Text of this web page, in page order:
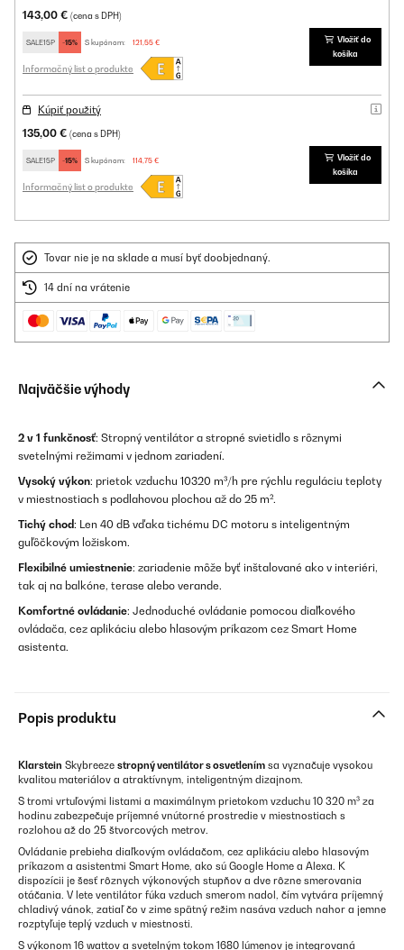
143,00 € (cena s DPH)
SALE15P -15% S kupónom: 121,55 €
Informačný list o produkte
Vložiť do
košíka
Kúpiť použitý
135,00 € (cena s DPH)
SALE15P -15% S kupónom: 114,75 €
Informačný list o produkte
Vložiť do
košíka
Tovar nie je na sklade a musí byť doobjednaný.
14 dní na vrátenie
Najväčšie výhody
2 v 1 funkčnosť: Stropný ventilátor a stropné svietidlo s rôznymi
svetelnými režimami v jednom zariadení.
Vysoký výkon: prietok vzduchu 10320 m³/h pre rýchlu reguláciu teploty
v miestnostiach s podlahovou plochou až do 25 m².
Tichý chod: Len 40 dB vďaka tichému DC motoru s inteligentným
guľôčkovým ložiskom.
Flexibilné umiestnenie: zariadenie môže byť inštalované ako v interiéri,
tak aj na balkóne, terase alebo verande.
Komfortné ovládanie: Jednoduché ovládanie pomocou diaľkového
ovládača, cez aplikáciu alebo hlasovým príkazom cez Smart Home
asistenta.
Popis produktu
Klarstein Skybreeze stropný ventilátor s osvetlením sa vyznačuje vysokou
kvalitou materiálov a atraktívnym, inteligentným dizajnom.
S tromi vrtuľovými listami a maximálnym prietokom vzduchu 10 320 m³ za
hodinu zabezpečuje príjemné vnútorné prostredie v miestnostiach s
rozlohou až do 25 štvorcových metrov.
Ovládanie prebieha diaľkovým ovládačom, cez aplikáciu alebo hlasovým
príkazom a asistentmi Smart Home, ako sú Google Home a Alexa. K
dispozícii je šesť rôznych výkonových stupňov a dve rôzne smerovania
otáčania. V lete ventilátor fúka vzduch smerom nadol, čím vytvára príjemný
chladivý vánok, zatiaľ čo v zime spätný režim nasáva vzduch nahor a jemne
rozptyľuje teplý vzduch v miestnosti.
S výkonom 16 wattov a svetelným tokom 1680 lúmenov je integrovaná